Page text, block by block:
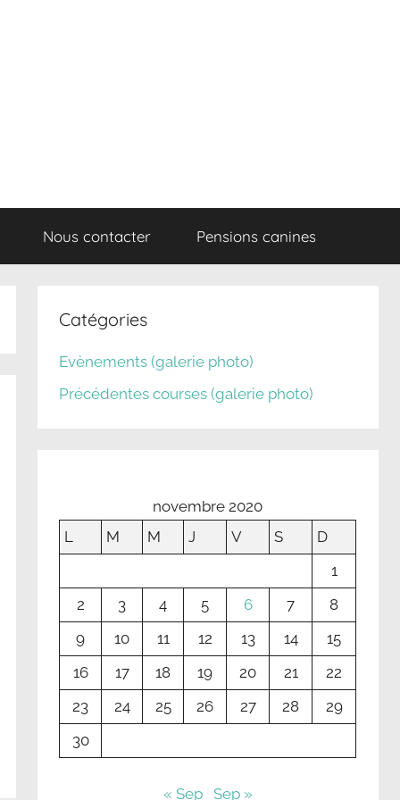
Nous contacter Pensions canines
Catégories
Evènements (galerie photo)
Précédentes courses (galerie photo)
novembre 2020
L
M M J V S
D
1
2
3 4 5 6 7
8
9
10 11 12 13 14
15
16
17 18 19 20 21
22
23
24 25 26 27 28
29
30
« Sep Sep »